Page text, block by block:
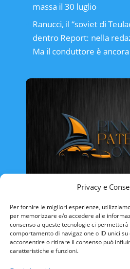
Privacy e
Per fornire le migliori esperienze,
per memorizzare e/o accedere alle
consenso a queste tecnologie ci
comportamento di navigazione o ID unici
acconsentire o ritirare il consenso può
caratteristiche e funzioni.
massa il 30 luglio
Ranucci, il “soviet di
dentro Report: nella
Ma il conduttore è ancora